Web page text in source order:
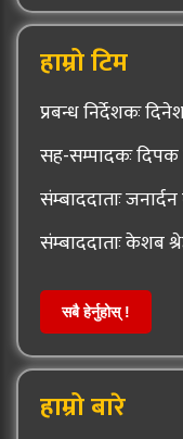
हाम्रो टिम
प्रबन्ध निर्देशकः
सह-सम्पादकः दिपक
संम्बाददाताः
संम्बाददाताः केशब
सबै हेर्नुहोस् !
हाम्रो बारे